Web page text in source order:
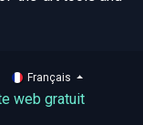
Français
web gratuit